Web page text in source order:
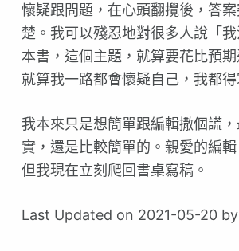
懷疑跟問題，在心頭翻攪後，答
楚。我可以殘忍地對很多人說「
本書，這個主題，就算要花比預期
就算我一路都會懷疑自己，我都
我本來只是想簡單跟編輯撒個謊
實，還是比較簡單的。親愛的編輯
但我現在立刻爬回書桌寫稿。
Last Updated on 2021-05-20 by